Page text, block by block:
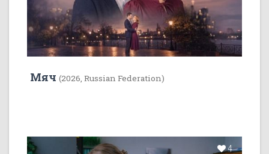
Мяч (2026, Russian Federation)
4